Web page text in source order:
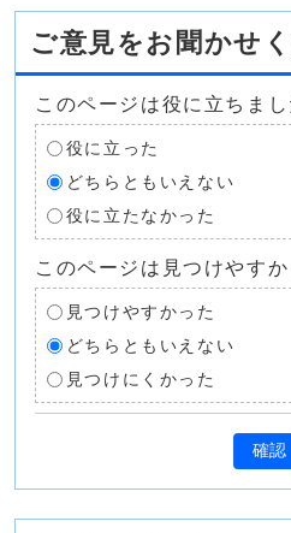
ご意見をお聞かせ
このページは役に立ちまし
役に立った
どちらともいえない
役に立たなかった
このページは見つけやすか
見つけやすかった
どちらともいえない
見つけにくかった
確認